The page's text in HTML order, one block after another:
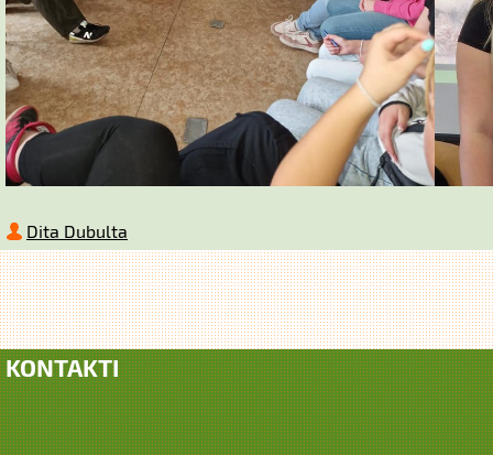
Dita Dubulta
KONTAKTI